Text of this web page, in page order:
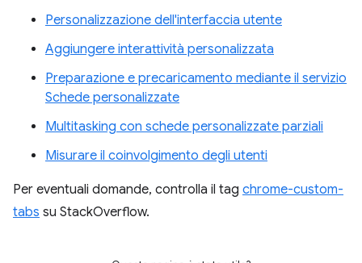
Personalizzazione dell'interfaccia utente
Aggiungere interattività personalizzata
Preparazione e precaricamento mediante il servizio
Schede personalizzate
Multitasking con schede personalizzate parziali
Misurare il coinvolgimento degli utenti
Per eventuali domande, controlla il tag chrome-custom-
tabs su StackOverflow.